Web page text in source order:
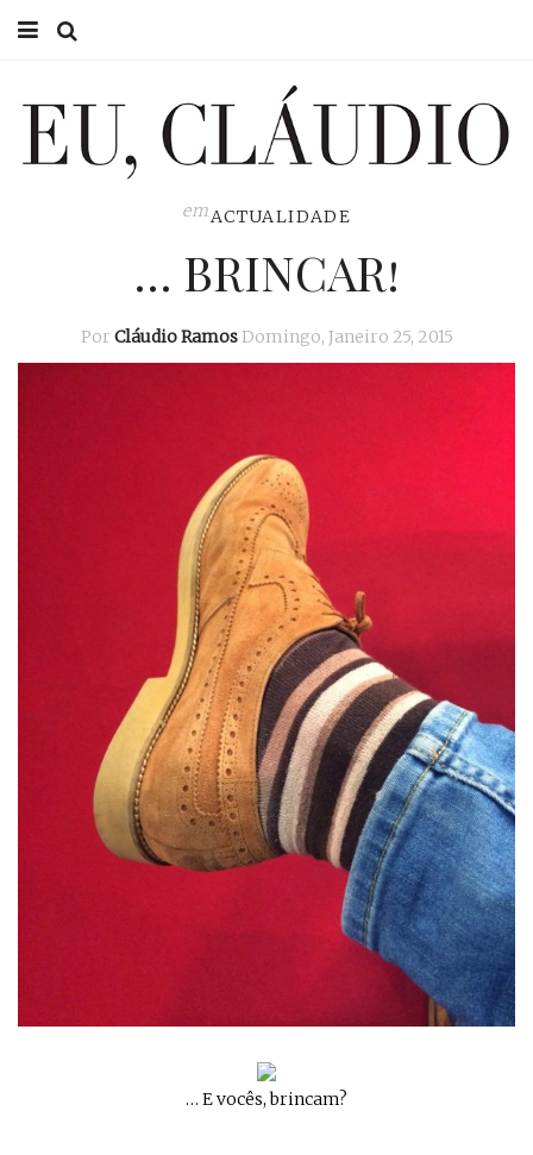
EU CLÁUDIO
ACTUALIDADE
emACTUALIDADE
… BRINCAR!
Por Cláudio RamosDomingo, Janeiro 25, 2015
… E vocês, brincam?